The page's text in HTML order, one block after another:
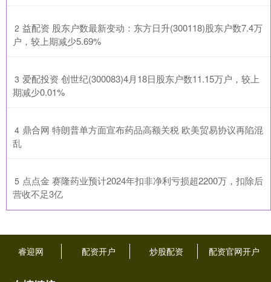
2 ​益配资 股东户数最新变动：东方日升(300118)股东户数7.4万
户，较上期减少5.69%
3 ​爱配投资 创世纪(300083)4月18日股东户数11.15万户，较上
期减少0.01%
4 ​鼎合网 特朗普单方面宣布药品高额关税 欧美贸易协议再陷混
乱
5 ​点点金 赛隆药业预计2024年扣非净利亏损超2200万，扣除后
营收不足3亿
睿迎网 配资开户 炒股配资 配资官网开户